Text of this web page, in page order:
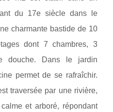
du 17e siècle dans le
charmante bastide de 10
dont 7 chambres, 3
douche. Dans le jardin
permet de se rafraîchir.
traversée par une rivière,
et arboré, répondant